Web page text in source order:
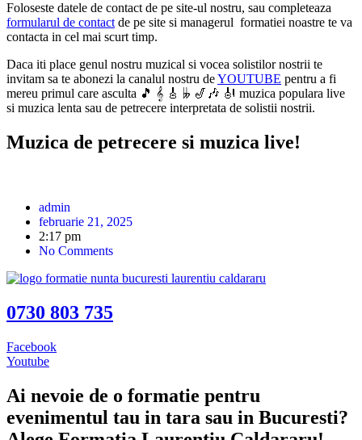
Foloseste datele de contact de pe site-ul nostru, sau completeaza
formularul de contact de pe site si managerul formatiei noastre te va
contacta in cel mai scurt timp.
Daca iti place genul nostru muzical si vocea solistilor nostrii te
invitam sa te abonezi la canalul nostru deYOUTUBE pentru a fi
mereu primul care asculta 🎵 𝄞 🎸 𝄫 🎷🎶 🎻 muzica populara live
si muzica lenta sau de petrecere interpretata de solistii nostrii.
Muzica de petrecere si muzica live!
admin
februarie 21, 2025
2:17 pm
No Comments
0730 803 735
Facebook
Youtube
Ai nevoie de o formatie pentru
evenimentul tau in tara sau in Bucuresti?